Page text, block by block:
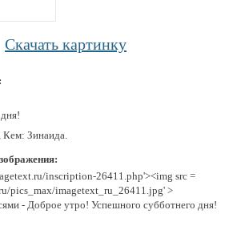
Скачать картинку
Кем: Зинаида.
inscription-26411.php'><img src =
pics_max/imagetext_ru_26411.jpg' >
- Доброе утро! Успешного субботнего дня!